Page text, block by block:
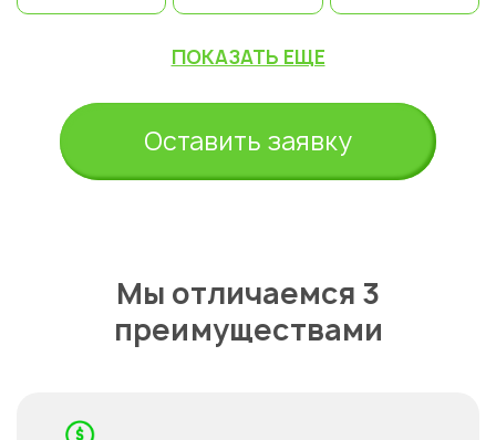
ПОКАЗАТЬ ЕЩЕ
Оставить заявку
Мы отличаемся 3
преимуществами